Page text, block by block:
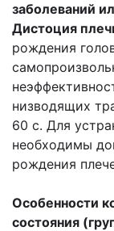
заболеваний
Дистоция
рождения
низводящих
60 с. Для
необходимы
рождения
Особенности
состояния